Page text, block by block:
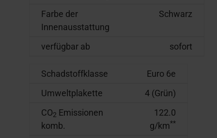
Farbe der
Innenausstattung
Schwarz
verfügbar ab sofort
Schadstoffklasse
Euro 6e
Umweltplakette
4 (Grün)
CO2 Emissionen
komb.
122.0
g/km**